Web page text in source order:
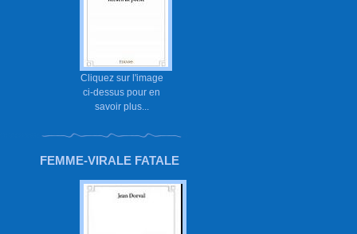
Cliquez sur l'image
ci-dessus pour en
savoir plus...
FEMME-VIRALE FATALE